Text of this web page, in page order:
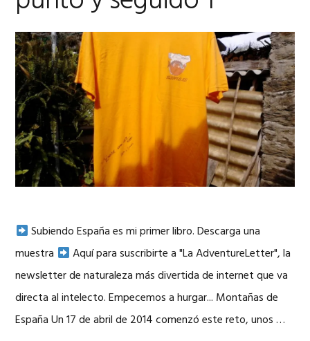
Subiendo España es mi primer libro. Descarga una
muestra
Aquí para suscribirte a "La AdventureLetter", la
newsletter de naturaleza más divertida de internet que va
directa al intelecto. Empecemos a hurgar... Montañas de
España Un 17 de abril de 2014 comenzó este reto, unos …